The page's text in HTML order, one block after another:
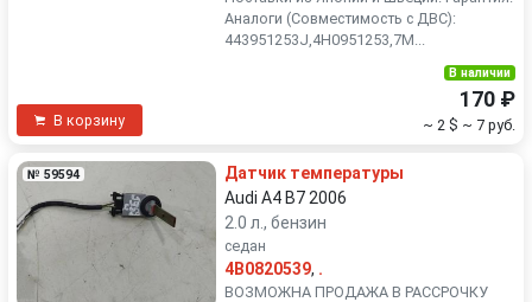
Аналоги (Совместимость с ДВС):
443951253J,4H0951253,7M...
В корзину
В наличии
170 ₽
~ 2 $ ~ 7 руб.
№ 59594
Датчик температуры
Audi A4 B7 2006
2.0 л., бензин
седан
4B0820539, .
ВОЗМОЖНА ПРОДАЖА В РАССРОЧКУ